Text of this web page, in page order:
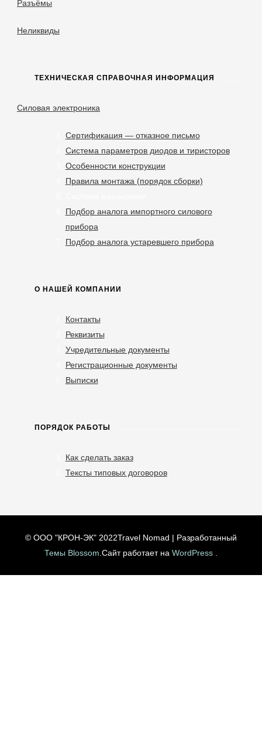
Разъёмы
Неликвиды
ТЕХНИЧЕСКАЯ СПРАВОЧНАЯ ИНФОРМАЦИЯ
Силовая электроника
Сертификация — отказное письмо
Система параметров диодов и тиристоров
Особенности конструкции
Правила монтажа (порядок сборки)
Подбор аналога импортного силового
прибора
Подбор аналога устаревшего прибора
О НАШЕЙ КОМПАНИИ
Контакты
Реквизиты
Учредительные документы
Регистрационные документы
Выписки
ПОРЯДОК РАБОТЫ
Как сделать заказ
Тексты типовых договоров
© ООО "КРОН-ЭК" 2022Travel Nomad | Разработанный
Темы Blossom .Сайт работает на WordPress